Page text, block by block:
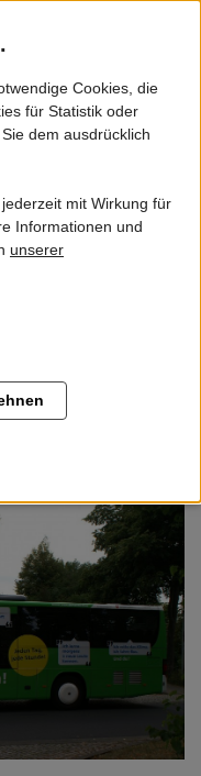
des ZVSN-
Perspektiven
über das
an der
Straße am
– 17 Uhr über den
Cookies, die
für Statistik oder
dem ausdrücklich
mit Wirkung für
Informationen und
unserer